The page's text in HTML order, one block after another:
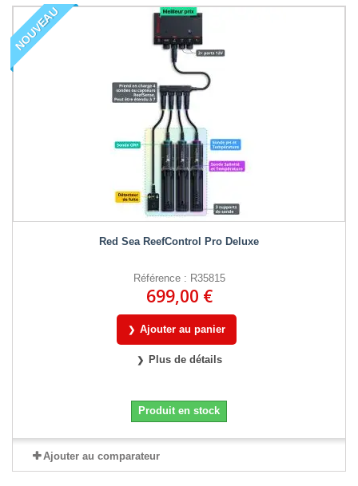
NOUVEAU
Red Sea ReefControl Pro Deluxe
Référence : R35815
699,00 €
Ajouter au panier
Plus de détails
Produit en stock
Ajouter au comparateur